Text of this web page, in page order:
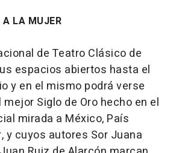
A LA MUJER
de Teatro Clásico de
espacios abiertos hasta el
y en el mismo podrá verse
Siglo de Oro hecho en el
mirada a México, País
y cuyos autores Sor Juana